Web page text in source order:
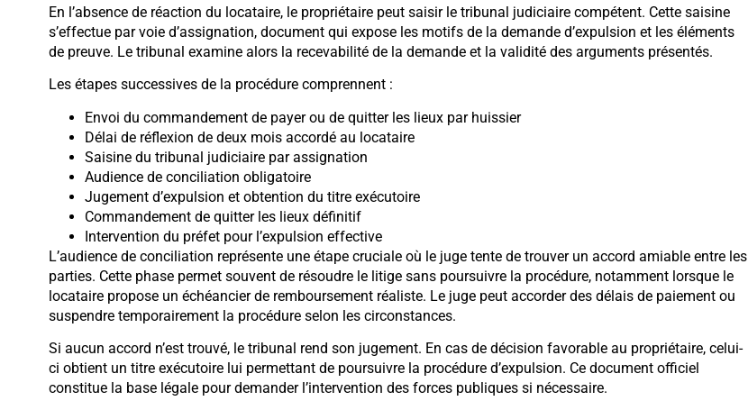
En l’absence de réaction du locataire, le propriétaire peut saisir le tribunal judiciaire compétent. Cette saisine
s’effectue par voie d’assignation, document qui expose les motifs de la demande d’expulsion et les éléments
de preuve. Le tribunal examine alors la recevabilité de la demande et la validité des arguments présentés.
Les étapes successives de la procédure comprennent :
Envoi du commandement de payer ou de quitter les lieux par huissier
Délai de réflexion de deux mois accordé au locataire
Saisine du tribunal judiciaire par assignation
Audience de conciliation obligatoire
Jugement d’expulsion et obtention du titre exécutoire
Commandement de quitter les lieux définitif
Intervention du préfet pour l’expulsion effective
L’audience de conciliation représente une étape cruciale où le juge tente de trouver un accord amiable entre les
parties. Cette phase permet souvent de résoudre le litige sans poursuivre la procédure, notamment lorsque le
locataire propose un échéancier de remboursement réaliste. Le juge peut accorder des délais de paiement ou
suspendre temporairement la procédure selon les circonstances.
Si aucun accord n’est trouvé, le tribunal rend son jugement. En cas de décision favorable au propriétaire, celui-
ci obtient un titre exécutoire lui permettant de poursuivre la procédure d’expulsion. Ce document officiel
constitue la base légale pour demander l’intervention des forces publiques si nécessaire.